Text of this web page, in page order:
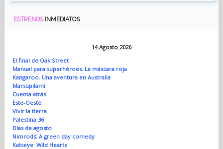
ESTRENOS INMEDIATOS
14 Agosto 2026
El final de Oak Street
Manual para superhéroes. La máscara roja
Kangaroo. Una aventura en Australia
Marsupilami
Cuenta atrás
Este-Oeste
Vivir la tierra
Palestina 36
Días de agosto
Nimrods: A green day comedy
Katseye: Wild Hearts